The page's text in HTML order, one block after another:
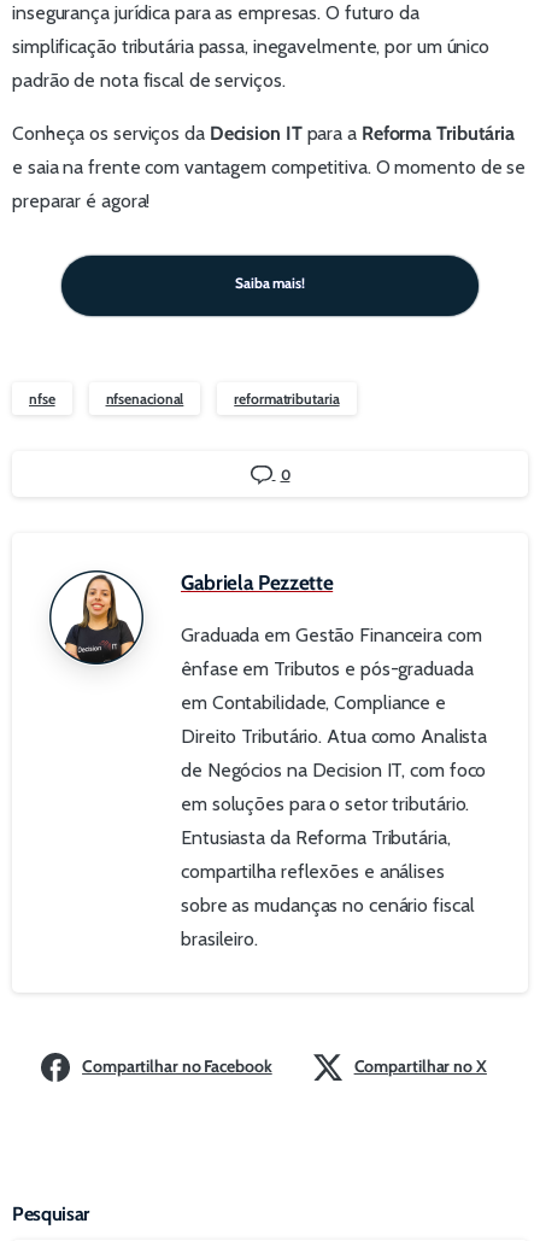
insegurança jurídica para as empresas. O futuro da
simplificação tributária passa, inegavelmente, por um único
padrão de nota fiscal de serviços.
Conheça os serviços daDecision ITpara a Reforma Tributária
e saia na frente com vantagem competitiva. O momento de se
preparar é agora!
Saiba mais!
nfse nfsenacional reformatributaria
0
Gabriela Pezzette
Graduada em Gestão Financeira com
ênfase em Tributos e pós-graduada
em Contabilidade, Compliance e
Direito Tributário. Atua como Analista
de Negócios na Decision IT, com foco
em soluções para o setor tributário.
Entusiasta da Reforma Tributária,
compartilha reflexões e análises
sobre as mudanças no cenário fiscal
brasileiro.
Compartilhar no Facebook Compartilhar no X
Pesquisar